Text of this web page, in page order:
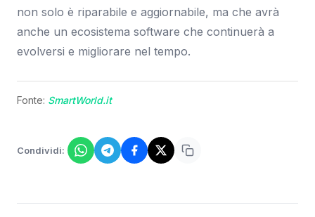
non solo è riparabile e aggiornabile, ma che avrà
anche un ecosistema software che continuerà a
evolversi e migliorare nel tempo.
Fonte: SmartWorld.it
Condividi: